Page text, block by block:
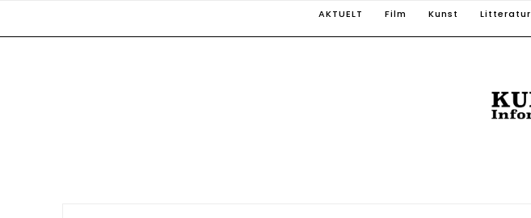
AKTUELT Film Kunst Litteratur